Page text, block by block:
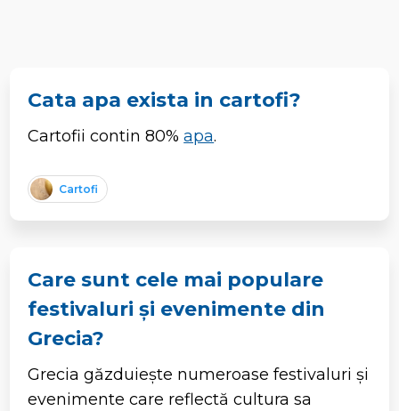
Cata apa exista in cartofi?
Cartofii contin 80%apa.
Cartofi
Care sunt cele mai populare
festivaluri și evenimente din
Grecia?
Grecia găzduiește numeroase festivaluri și
evenimente care reflectă cultura sa